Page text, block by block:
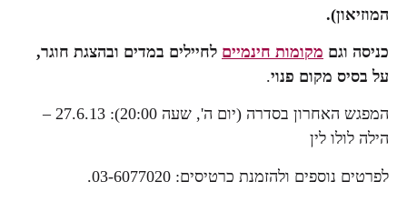
המוזיאון).
כניסה וגם מקומות חינמיים לחיילים במדים ובהצגת חוגר,
על בסיס מקום פנוי.
המפגש האחרון בסדרה (יום ה', שעה 20:00): 27.6.13 –
הילה לולו לין
לפרטים נוספים ולהזמנת כרטיסים: 03-6077020.